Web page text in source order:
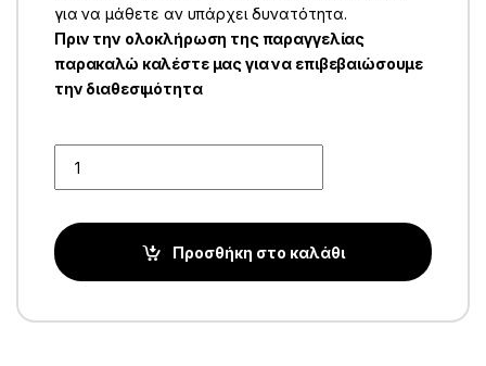
για να μάθετε αν υπάρχει δυνατότητα.
Πριν την ολοκλήρωση της παραγγελίας
παρακαλώ καλέστε μας για να επιβεβαιώσουμε
την διαθεσιμότητα
Προσθήκη στο καλάθι